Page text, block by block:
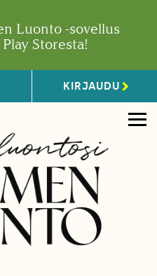
Luonto -sovellus
Storesta!
KIRJAUDU